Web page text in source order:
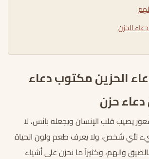
الحزن
الحزين مكتوب دعاء
حزن
يصيب قلب الإنسان ويجعله بائس، لا
لأي شخص، ولا يعرف طعم ولون الحياة
والهم، وكثيراً ما نحزن على أشياء